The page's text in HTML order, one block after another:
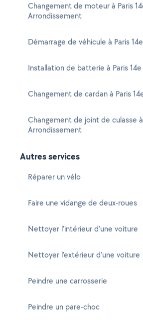
Changement de moteur à Paris
Arrondissement
Démarrage de véhicule à Paris
Installation de batterie à Paris
Changement de cardan à Paris
Changement de joint de culasse à
Arrondissement
Autres services
Réparer un vélo
Faire une vidange de deux-roues
Nettoyer l'intérieur d'une voiture
Nettoyer l'extérieur d'une voiture
Peindre une carrosserie
Peindre un pare-choc